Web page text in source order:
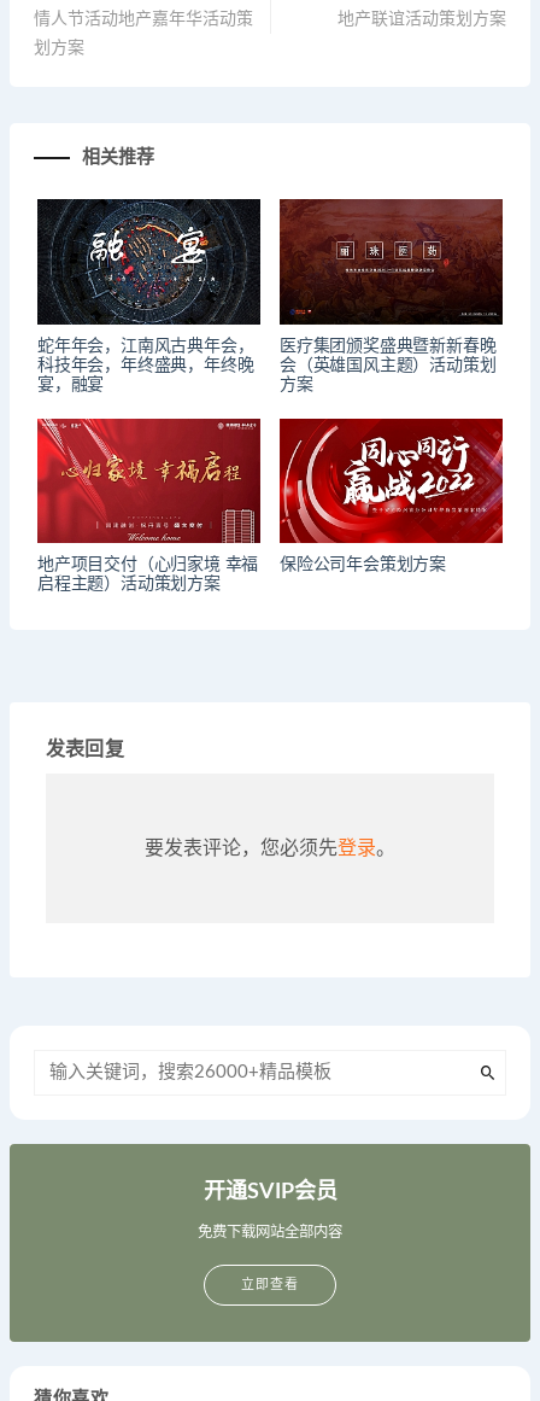
情人节活动地产嘉年华活动策
划方案
地产联谊活动策划方案
相关推荐
蛇年年会，江南风古典年会，
科技年会，年终盛典，年终晚
宴，融宴
医疗集团颁奖盛典暨新新春晚
会（英雄国风主题）活动策划
方案
地产项目交付（心归家境 幸福
启程主题）活动策划方案
保险公司年会策划方案
发表回复
要发表评论，您必须先登录。
开通SVIP会员
免费下载网站全部内容
立即查看